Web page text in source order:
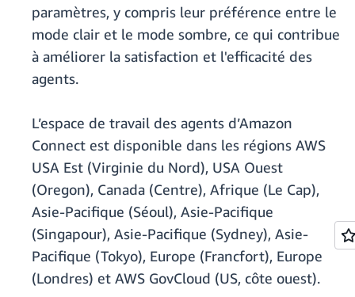
paramètres, y compris leur préférence entre le
mode clair et le mode sombre, ce qui contribue
à améliorer la satisfaction et l'efficacité des
agents.
L’espace de travail des agents d’Amazon
Connect est disponible dans les régions AWS
USA Est (Virginie du Nord), USA Ouest
(Oregon), Canada (Centre), Afrique (Le Cap),
Asie-Pacifique (Séoul), Asie-Pacifique
(Singapour), Asie-Pacifique (Sydney), Asie-
Pacifique (Tokyo), Europe (Francfort), Europe
(Londres) et AWS GovCloud (US, côte ouest).